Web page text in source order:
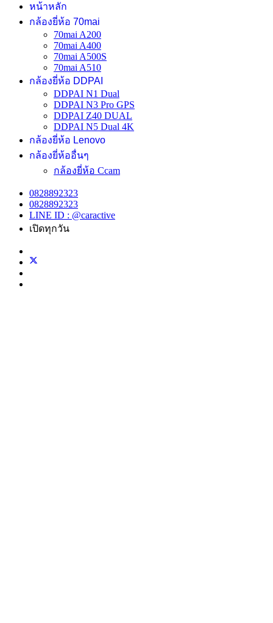
หน้าหลัก
กล้องยี่ห้อ 70mai
70mai A200
70mai A400
70mai A500S
70mai A510
กล้องยี่ห้อ DDPAI
DDPAI N1 Dual
DDPAI N3 Pro GPS
DDPAI Z40 DUAL
DDPAI N5 Dual 4K
กล้องยี่ห้อ Lenovo
กล้องยี่ห้ออื่นๆ
กล้องยี่ห้อ Ccam
0828892323
0828892323
LINE ID : @caractive
เปิดทุกวัน